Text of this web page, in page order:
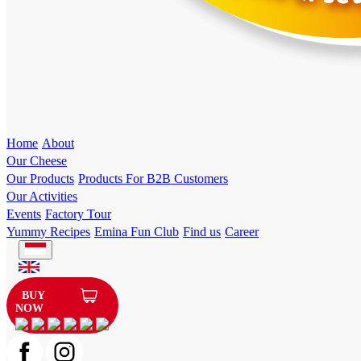
Home About
Our Cheese
Our Products Products For B2B Customers
Our Activities
Events Factory Tour
Yummy Recipes Emina Fun Club Find us Career
BUY
NOW